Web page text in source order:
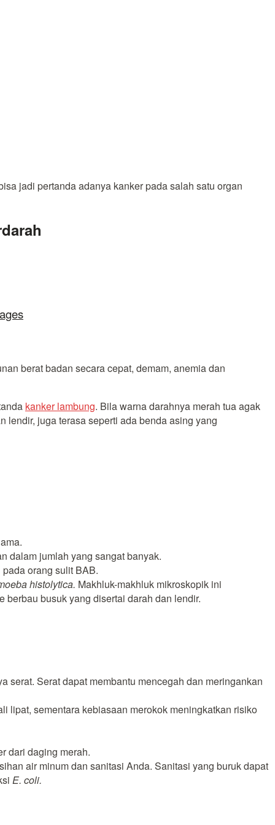
jadi pertanda adanya kanker pada salah satu organ
berat badan secara cepat, demam, anemia dan
kanker lambung. Bila warna darahnya merah tua agak
juga terasa seperti ada benda asing yang
dalam jumlah yang sangat banyak.
orang sulit BAB.
histolytica. Makhluk-makhluk mikroskopik ini
busuk yang disertai darah dan lendir.
serat. Serat dapat membantu mencegah dan meringankan
lipat, sementara kebiasaan merokok meningkatkan risiko
dari daging merah.
air minum dan sanitasi Anda. Sanitasi yang buruk dapat
E. coli.